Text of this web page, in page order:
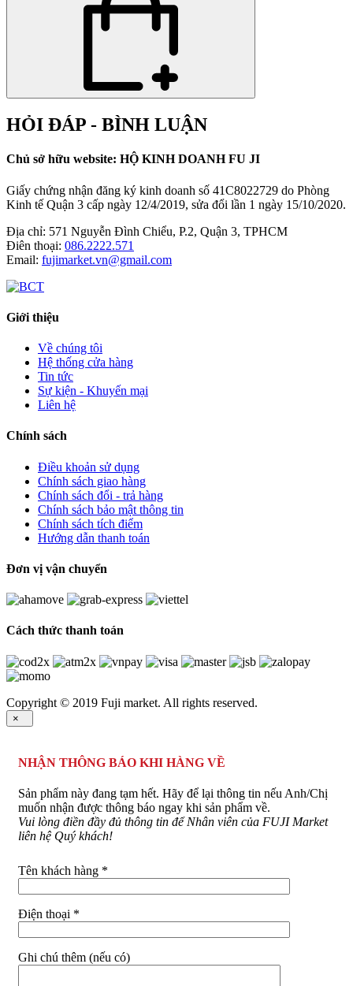
HỎI ĐÁP - BÌNH LUẬN
Chủ sở hữu website: HỘ KINH DOANH FU JI
Giấy chứng nhận đăng ký kinh doanh số 41C8022729 do Phòng
Kinh tế Quận 3 cấp ngày 12/4/2019, sửa đổi lần 1 ngày 15/10/2020.
Địa chỉ: 571 Nguyễn Đình Chiểu, P.2, Quận 3, TPHCM
Điên thoại: 086.2222.571
Email: fujimarket.vn@gmail.com
Giới thiệu
Về chúng tôi
Hệ thống cửa hàng
Tin tức
Sự kiện - Khuyến mại
Liên hệ
Chính sách
Điều khoản sử dụng
Chính sách giao hàng
Chính sách đổi - trả hàng
Chính sách bảo mật thông tin
Chính sách tích điểm
Hướng dẫn thanh toán
Đơn vị vận chuyển
Cách thức thanh toán
Copyright © 2019 Fuji market. All rights reserved.
×
NHẬN THÔNG BÁO KHI HÀNG VỀ
Sản phẩm này đang tạm hết. Hãy để lại thông tin nếu Anh/Chị
muốn nhận được thông báo ngay khi sản phẩm về.
Vui lòng điền đầy đủ thông tin để Nhân viên của FUJI Market
liên hệ Quý khách!
Tên khách hàng *
Điện thoại *
Ghi chú thêm (nếu có)